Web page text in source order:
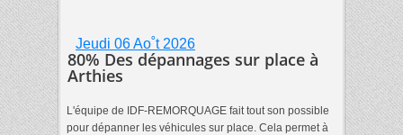
Jeudi 06 Ao˚t 2026
80% Des dépannages sur place à
Arthies
L'équipe de IDF-REMORQUAGE fait tout son possible
pour dépanner les véhicules sur place. Cela permet à